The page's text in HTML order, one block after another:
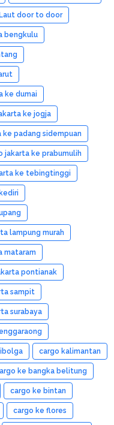
door to door
bengkulu
ke dumai
ke jogja
ke padang sidempuan
jakarta ke prabumulih
ke tebingtinggi
lampung murah
mataram
pontianak
sampit
surabaya
cargo kalimantan
ke bangka belitung
cargo ke bintan
cargo ke flores